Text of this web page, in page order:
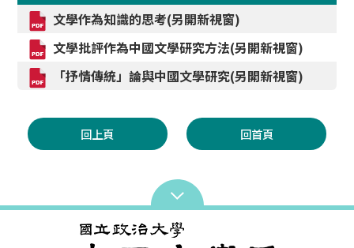
文學作為知識的思考(另開新視窗)
文學批評作為中國文學研究方法(另開新視窗)
「抒情傳統」論與中國文學研究(另開新視窗)
回上頁 回首頁